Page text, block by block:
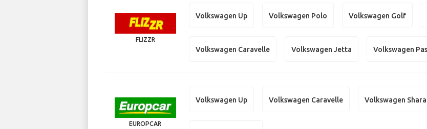
FLIZZR
Volkswagen Up Volkswagen Polo Volkswagen Golf
Volkswagen Caravelle Volkswagen Jetta Volkswagen
EUROPCAR
Volkswagen Up Volkswagen Caravelle Volkswagen